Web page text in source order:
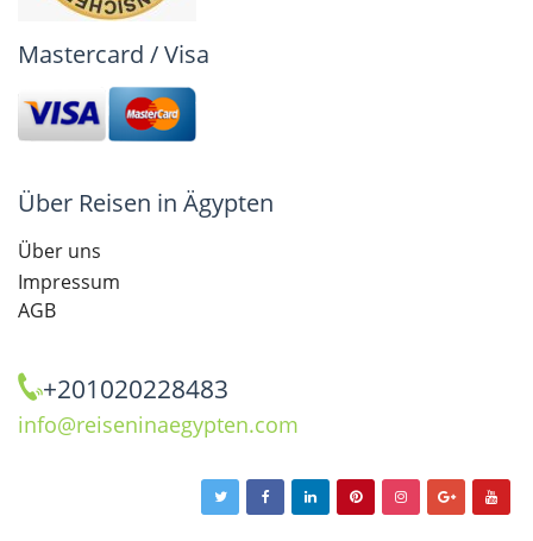
Mastercard / Visa
Über Reisen in Ägypten
Über uns
Impressum
AGB
+201020228483
info@reiseninaegypten.com